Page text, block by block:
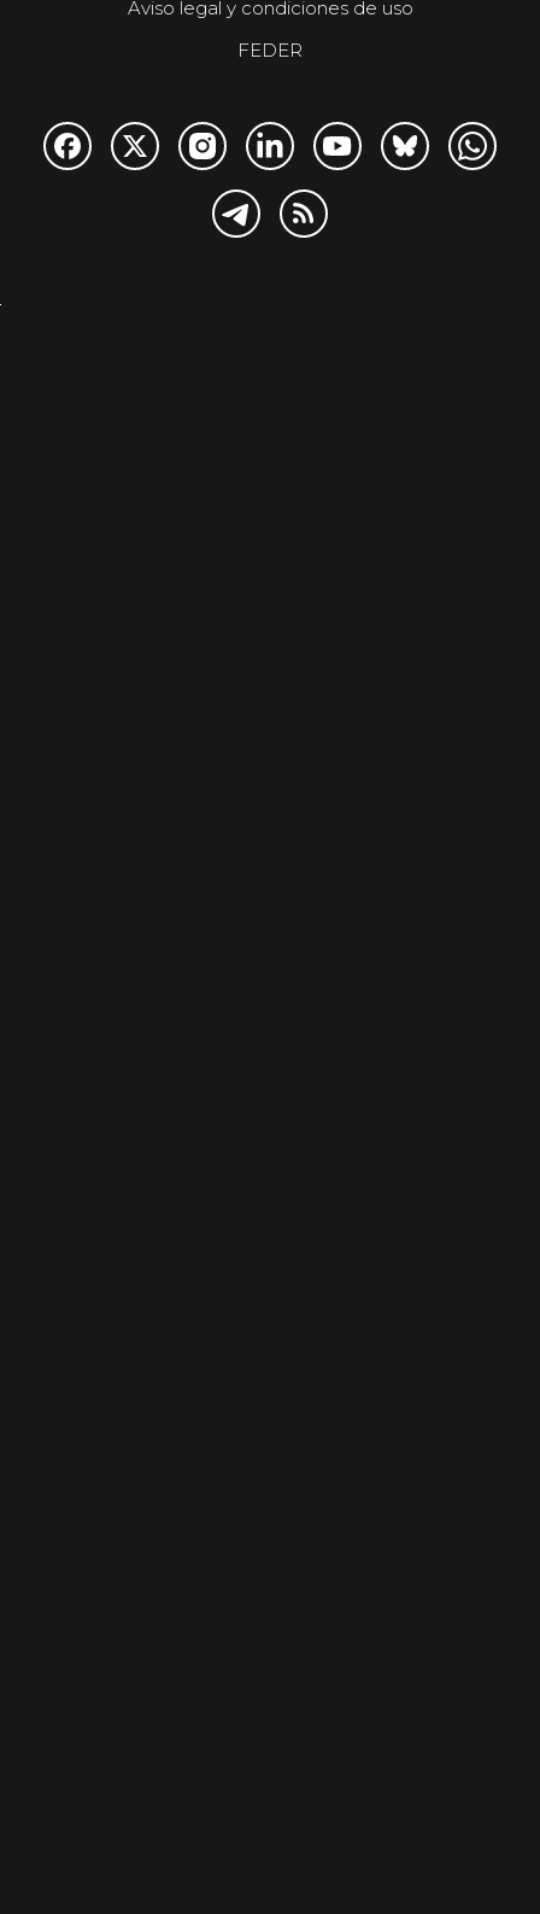
Aviso legal y condiciones de uso
FEDER